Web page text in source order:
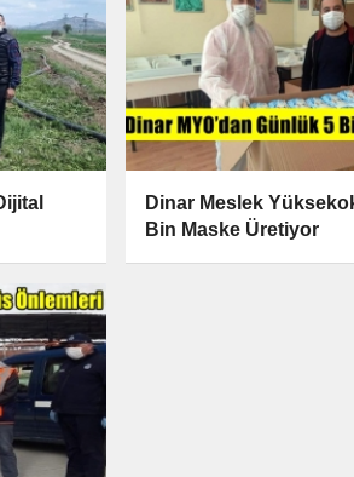
Dinar Meslek
Bin Maske Üretiyor